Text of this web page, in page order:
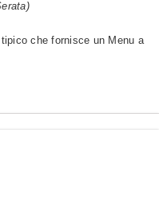
che fornisce un Menu a